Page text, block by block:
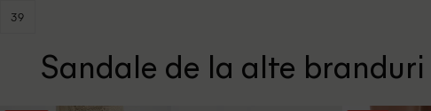
39
Sandale de la alte branduri